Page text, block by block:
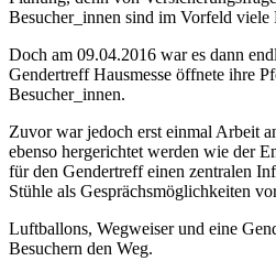
Besucher_innen sind im Vorfeld viele
Doch am 09.04.2016 war es dann
Gendertreff Hausmesse öffnete ihre
Besucher_innen.
Zuvor war jedoch erst einmal Arbeit
ebenso hergerichtet werden wie der
für den Gendertreff einen zentralen
Stühle als Gesprächsmöglichkeiten
Luftballons, Wegweiser und eine
Besuchern den Weg.